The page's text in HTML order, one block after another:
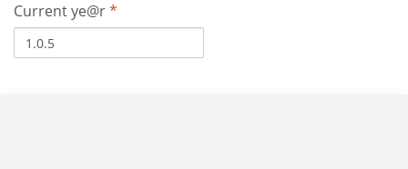
Current ye@r*